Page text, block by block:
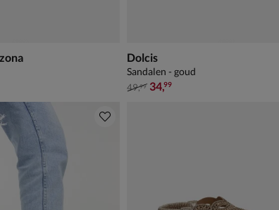
Dolcis
Sandalen - goud
van € 49,99 voor € 34,99
49,99 34,99